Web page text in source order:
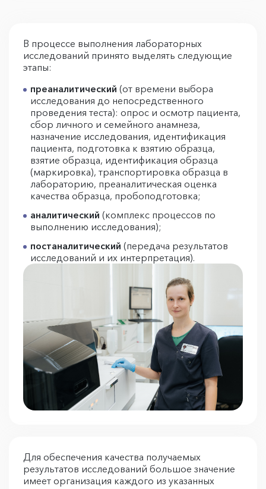
В процессе выполнения лабораторных
исследований принято выделять следующие
этапы:
преаналитический (от времени выбора
исследования до непосредственного
проведения теста): опрос и осмотр пациента,
сбор личного и семейного анамнеза,
назначение исследования, идентификация
пациента, подготовка к взятию образца,
взятие образца, идентификация образца
(маркировка), транспортировка образца в
лабораторию, преаналитическая оценка
качества образца, пробоподготовка;
аналитический (комплекс процессов по
выполнению исследования);
постаналитический (передача результатов
исследований и их интерпретация).
Для обеспечения качества получаемых
результатов исследований большое значение
имеет организация каждого из указанных